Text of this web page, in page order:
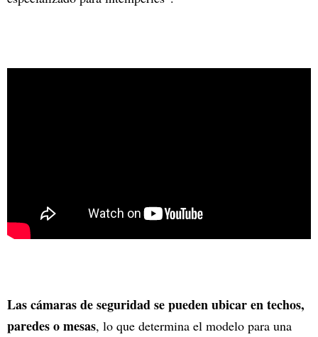
Las cámaras de seguridad se pueden ubicar en techos,
paredes o mesas, lo que determina el modelo para una